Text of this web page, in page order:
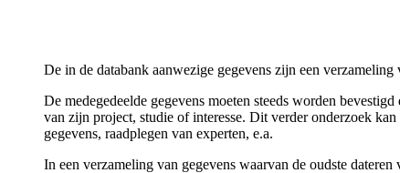
De in de databank aanwezige gegevens zijn een
De medegedeelde gegevens moeten steeds worden
van zijn project, studie of interesse. Dit verder onderzoek
gegevens, raadplegen van experten, e.a.
In een verzameling van gegevens waarvan de oudste